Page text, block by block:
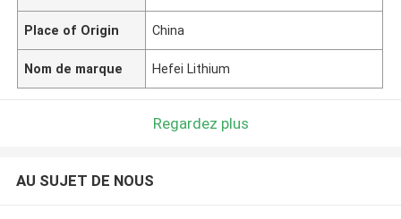
Place of Origin China
Nom de marque Hefei Lithium
Regardez plus
AU SUJET DE NOUS